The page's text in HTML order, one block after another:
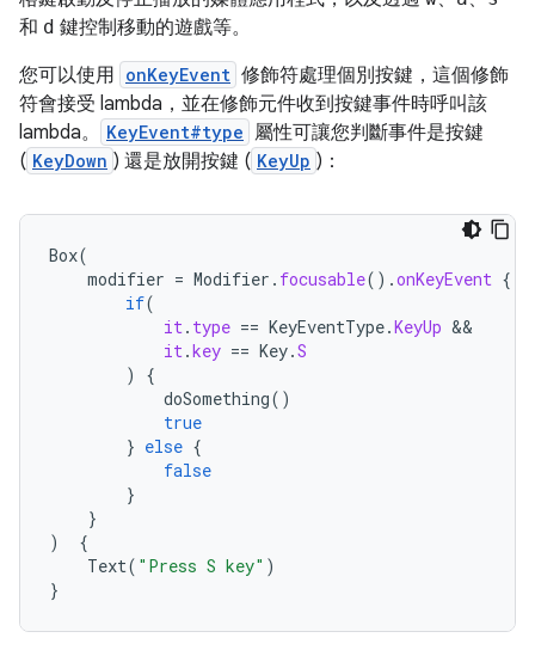
和 d 鍵控制移動的遊戲等。
您可以使用 onKeyEvent 修飾符處理個別按鍵，這個修飾
符會接受 lambda，並在修飾元件收到按鍵事件時呼叫該
lambda。
KeyEvent#type 屬性可讓您判斷事件是按鍵
( KeyDown ) 還是放開按鍵 ( KeyUp )：
Box(
modifier = Modifier . focusable().onKeyEvent {
if(
it. type == KeyEventType.KeyUp
it.key == Key.S
)
{
doSomething()
true
} else {
false
}
}
)
{
Text( "Press S key" )
}